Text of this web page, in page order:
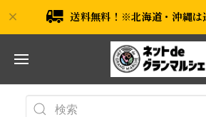
送料無料！※北海道・沖縄は